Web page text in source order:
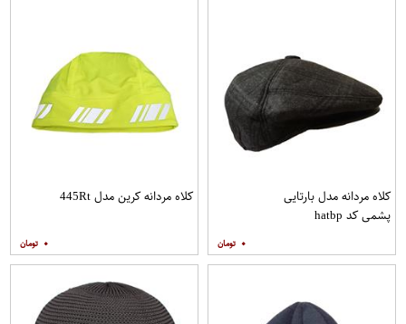
کلاه مردانه مدل بارتایی
پشمی کد hatbp
۰
کلاه مردانه کرین مدل 445Rt
۰